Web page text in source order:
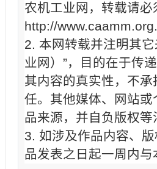
农机工业网，转载请
http://
2. 本网转载并注明其
业网）”，目的在于传
其内容的真实性，不
任。其他媒体、网站
品来源，并自负版权等
3. 如涉及作品内容、
品发表之日起一周内